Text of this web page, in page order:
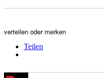
verteilen oder merken
Teilen